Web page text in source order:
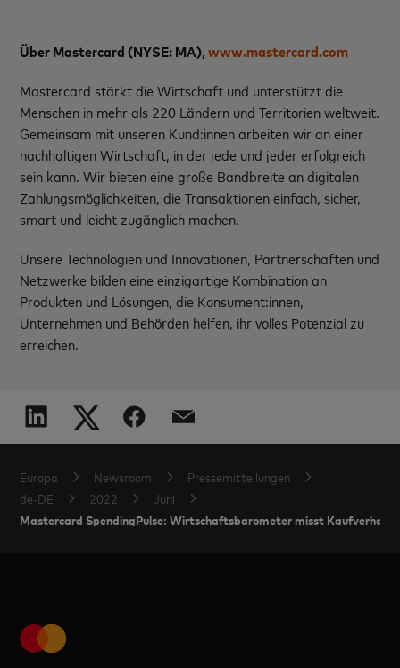
Über Mastercard (NYSE: MA),www.mastercard.com
Mastercard stärkt die Wirtschaft und unterstützt die
Menschen in mehr als 220 Ländern und Territorien weltweit.
Gemeinsam mit unseren Kund:innen arbeiten wir an einer
nachhaltigen Wirtschaft, in der jede und jeder erfolgreich
sein kann. Wir bieten eine große Bandbreite an digitalen
Zahlungsmöglichkeiten, die Transaktionen einfach, sicher,
smart und leicht zugänglich machen.
Unsere Technologien und Innovationen, Partnerschaften und
Netzwerke bilden eine einzigartige Kombination an
Produkten und Lösungen, die Konsument:innen,
Unternehmen und Behörden helfen, ihr volles Potenzial zu
erreichen.
Europa Newsroom
Pressemitteilungen
de-DE
2022 Juni
Mastercard SpendingPulse: Wirtschaftsbarometer misst